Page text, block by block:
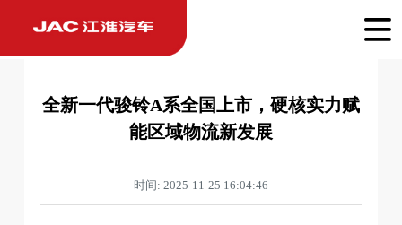
全新一代骏铃A系全国上市，硬核实力赋
能区域物流新发展
时间: 2025-11-25 16:04:46